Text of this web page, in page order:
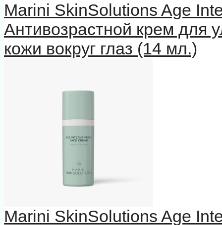
Marini SkinSolutions Age
Антивозрастной крем для
кожи вокруг глаз (14 мл.)
Marini SkinSolutions Age